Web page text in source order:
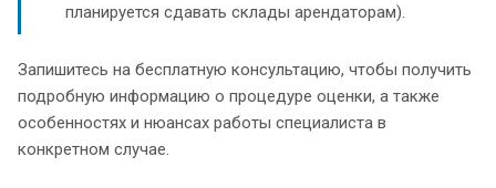
планируется сдавать склады арендаторам).
Запишитесь на бесплатную консультацию, чтобы получить
подробную информацию о процедуре оценки, а также
особенностях и нюансах работы специалиста в
конкретном случае.